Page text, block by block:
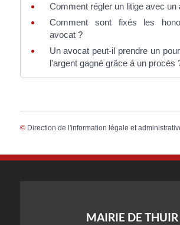
Comment régler un litige avec un
Comment sont fixés les
avocat ?
Un avocat peut-il prendre un
l'argent gagné grâce à un procès
© Direction de l'information légale et
MAIRIE DE THUIR